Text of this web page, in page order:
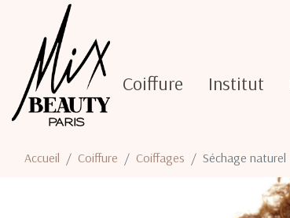
Coiffure Institut
Accueil Coiffure Coiffages Séchage naturel